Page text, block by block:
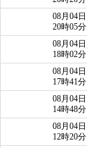
08月04日
20時05分
08月04日
18時02分
08月04日
17時41分
08月04日
14時48分
08月04日
12時20分